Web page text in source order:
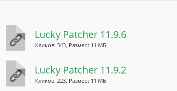
Lucky Patcher 11.9.6
Кликов: 343, Размер: 11 МБ
Lucky Patcher 11.9.2
Кликов: 223, Размер: 11 МБ